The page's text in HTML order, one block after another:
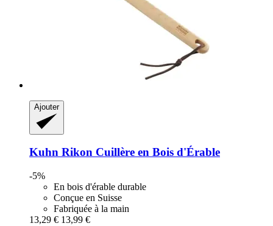
Ajouter
Kuhn Rikon Cuillère en Bois d'Érable
-5%
En bois d'érable durable
Conçue en Suisse
Fabriquée à la main
13,29 € 13,99 €